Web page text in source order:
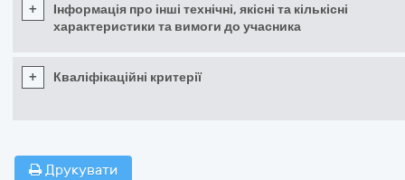
+
Інформація про інші технічні, якісні та кількісні
характеристики та вимоги до учасника
+ Кваліфікаційні критерії
Друкувати